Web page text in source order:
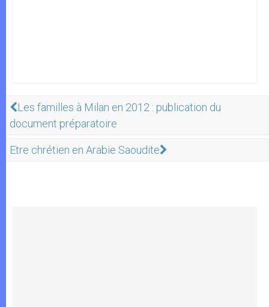
Les familles à Milan en 2012 : publication du
document préparatoire
Etre chrétien en Arabie Saoudite